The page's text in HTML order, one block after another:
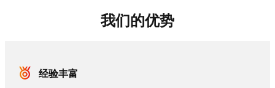
我们的优势
经验丰富